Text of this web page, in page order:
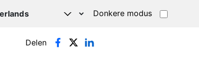
Donkere modus
Delen